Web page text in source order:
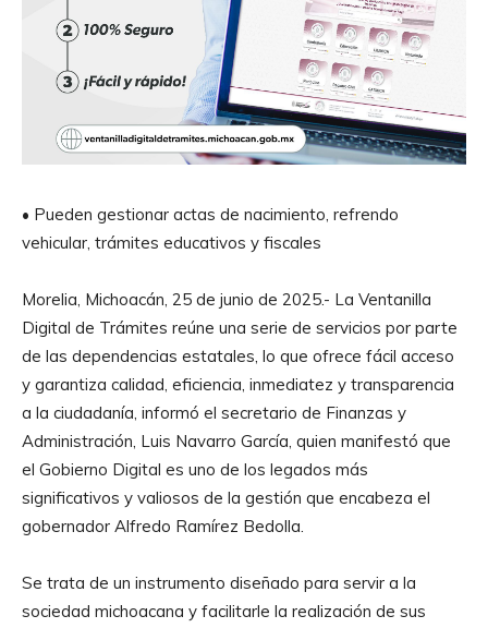
• Pueden gestionar actas de nacimiento, refrendo
vehicular, trámites educativos y fiscales
Morelia, Michoacán, 25 de junio de 2025.- La Ventanilla
Digital de Trámites reúne una serie de servicios por parte
de las dependencias estatales, lo que ofrece fácil acceso
y garantiza calidad, eficiencia, inmediatez y transparencia
a la ciudadanía, informó el secretario de Finanzas y
Administración, Luis Navarro García, quien manifestó que
el Gobierno Digital es uno de los legados más
significativos y valiosos de la gestión que encabeza el
gobernador Alfredo Ramírez Bedolla.
Se trata de un instrumento diseñado para servir a la
sociedad michoacana y facilitarle la realización de sus